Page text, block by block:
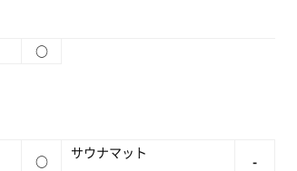
○
○ サウナマット -